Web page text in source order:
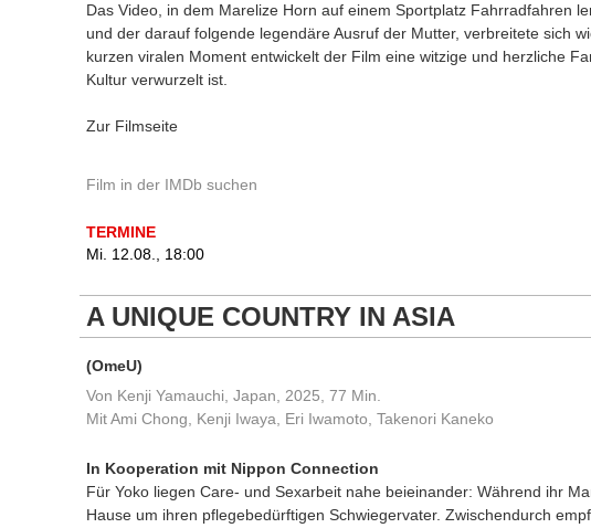
Das Video, in dem Marelize Horn auf einem Sportplatz Fahrradfahren
und der darauf folgende legendäre Ausruf der Mutter, verbreitete sich
kurzen viralen Moment entwickelt der Film eine witzige und herzliche
Kultur verwurzelt ist.
Zur Filmseite
Film in der IMDb suchen
TERMINE
Mi. 12.08., 18:00
A UNIQUE COUNTRY IN ASIA
(OmeU)
Von Kenji Yamauchi, Japan, 2025, 77 Min.
Mit Ami Chong, Kenji Iwaya, Eri Iwamoto, Takenori Kaneko
In Kooperation mit Nippon Connection
Für Yoko liegen Care- und Sexarbeit nahe beieinander: Während ihr
Hause um ihren pflegebedürftigen Schwiegervater. Zwischendurch